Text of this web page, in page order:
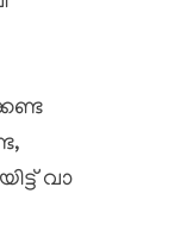
വാ